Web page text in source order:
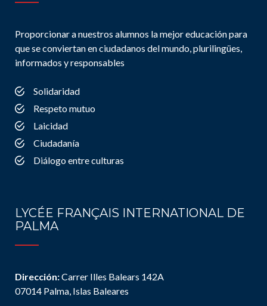
Proporcionar a nuestros alumnos la mejor educación para
que se conviertan en ciudadanos del mundo, plurilingües,
informados y responsables
Solidaridad
Respeto mutuo
Laicidad
Ciudadanía
Diálogo entre culturas
LYCÉE FRANÇAIS INTERNATIONAL DE
PALMA
Dirección:Carrer Illes Balears 142A
07014 Palma, Islas Baleares